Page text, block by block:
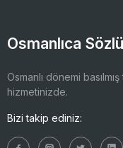
Osmanlıca
Osmanlı dönemi
hizmetinizde.
Bizi takip ediniz: